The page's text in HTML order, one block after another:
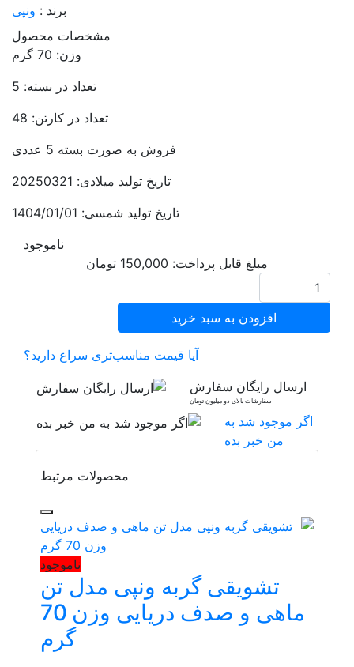
برند : ونپی
مشخصات محصول
وزن: 70 گرم
تعداد در بسته: 5
تعداد در کارتن: 48
فروش به صورت بسته 5 عددی
تاریخ تولید میلادی: 20250321
تاریخ تولید شمسی: 1404/01/01
ناموجود
مبلغ قابل پرداخت: 150,000 تومان
افزودن به سبد خرید
آیا قیمت مناسب‌تری سراغ دارید؟
ارسال رایگان سفارش
سفارشات بالای دو میلیون تومان
اگر موجود شد به
من خبر بده
محصولات مرتبط
ناموجود
تشویقی گربه ونپی مدل تن
ماهی و صدف دریایی وزن 70
گرم